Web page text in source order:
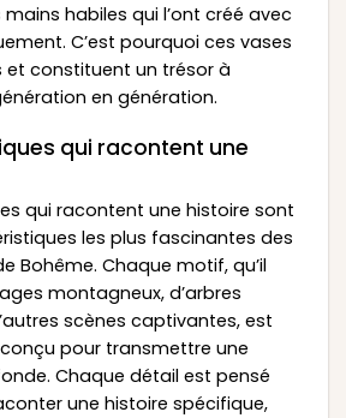
habiles qui l’ont créé avec
C’est pourquoi ces vases
et constituent un trésor à
en génération.
qui racontent une
qui racontent une histoire sont
les plus fascinantes des
Bohême. Chaque motif, qu’il
montagneux, d’arbres
scènes captivantes, est
pour transmettre une
Chaque détail est pensé
une histoire spécifique,